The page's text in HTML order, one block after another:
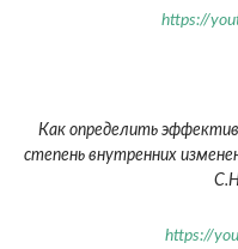
https://
Как определить
степень внутренних
https://